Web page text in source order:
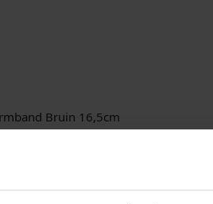
b
Bruin 16,5cm
armbanden en sieraden – Rebel &
en heren – GRATIS verzending